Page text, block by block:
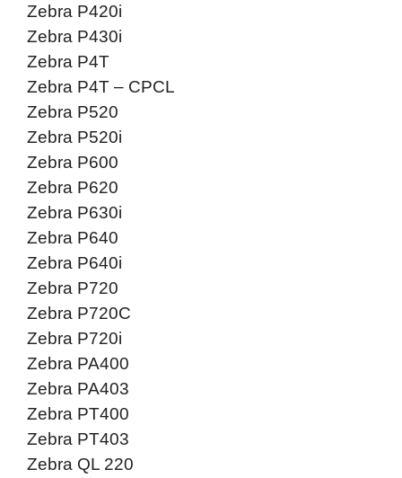
Zebra P420i
Zebra P430i
Zebra P4T
Zebra P4T – CPCL
Zebra P520
Zebra P520i
Zebra P600
Zebra P620
Zebra P630i
Zebra P640
Zebra P640i
Zebra P720
Zebra P720C
Zebra P720i
Zebra PA400
Zebra PA403
Zebra PT400
Zebra PT403
Zebra QL 220